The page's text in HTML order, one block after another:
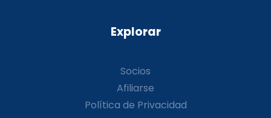
Explorar
Socios
Afiliarse
Política de Privacidad